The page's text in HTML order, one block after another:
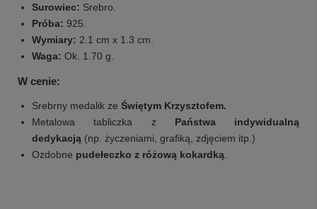
Surowiec: Srebro.
Próba: 925.
Wymiary: 2.1 cm x 1.3 cm.
Waga: Ok. 1.70 g.
W cenie:
Srebrny medalik ze Świętym Krzysztofem.
Metalowa tabliczka zPaństwa indywidualną
dedykacją (np. życzeniami, grafiką, zdjęciem itp.)
Ozdobne pudełeczko z różową kokardką.